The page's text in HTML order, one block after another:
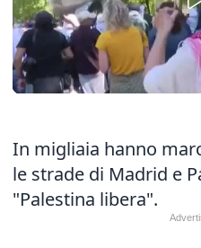
In migliaia hanno
le strade di Madrid e
"Palestina libera".